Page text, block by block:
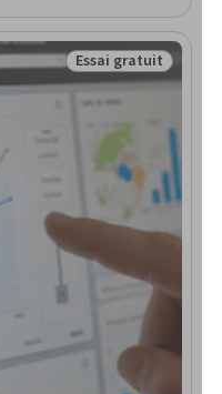
Conception centrée
utilisateur,
Collecte de données
Statut : Essai gratuit
Essai gratuit